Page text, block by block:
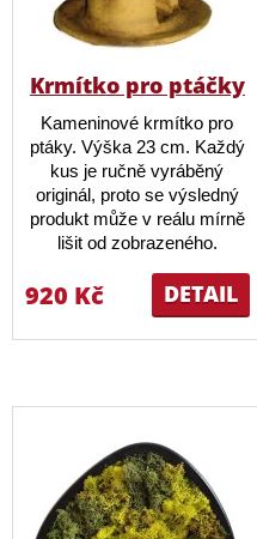
Krmítko pro ptáčky
Kameninové krmítko pro
ptáky. Výška 23 cm. Každý
kus je ručně vyráběný
originál, proto se výsledný
produkt může v reálu mírně
lišit od zobrazeného.
DETAIL
920 Kč